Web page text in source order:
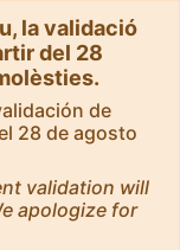
la validació
del 28
de
28 de agosto
validation will
apologize for